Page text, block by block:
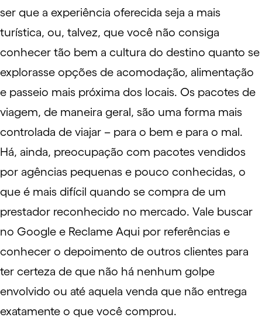
ser que a experiência oferecida seja a mais
turística, ou, talvez, que você não consiga
conhecer tão bem a cultura do destino quanto se
explorasse opções de acomodação, alimentação
e passeio mais próxima dos locais. Os pacotes de
viagem, de maneira geral, são uma forma mais
controlada de viajar – para o bem e para o mal.
Há, ainda, preocupação com pacotes vendidos
por agências pequenas e pouco conhecidas, o
que é mais difícil quando se compra de um
prestador reconhecido no mercado. Vale buscar
no Google e Reclame Aqui por referências e
conhecer o depoimento de outros clientes para
ter certeza de que não há nenhum golpe
envolvido ou até aquela venda que não entrega
exatamente o que você comprou.